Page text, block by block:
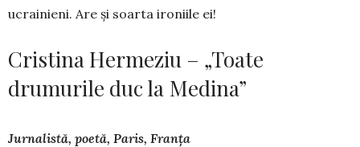
ucrainieni. Are și soarta ironiile ei!
Cristina Hermeziu – „Toate
drumurile duc la Medina”
Jurnalistă, poetă, Paris, Franța